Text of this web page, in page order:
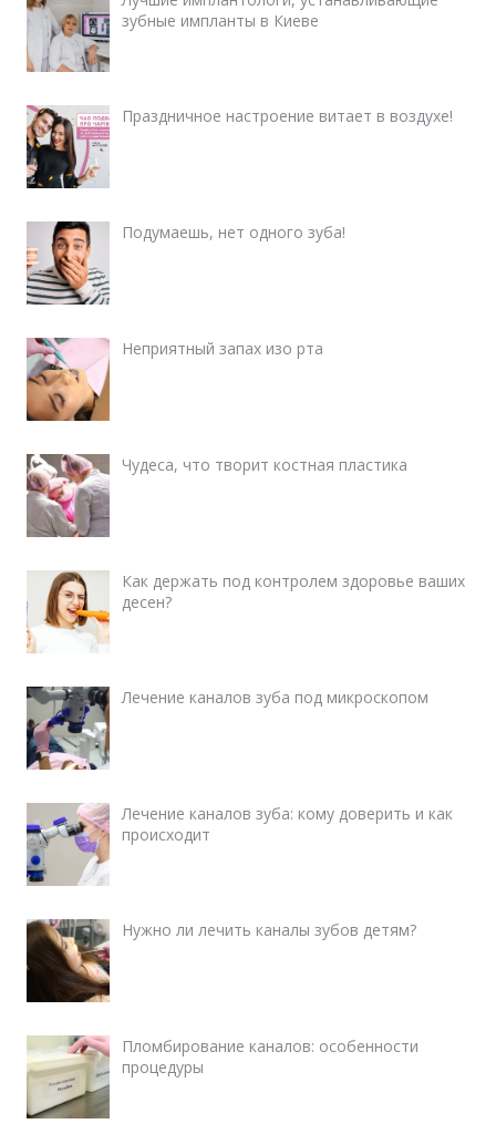
зубные импланты в Киеве
Праздничное настроение витает в воздухе!
Подумаешь, нет одного зуба!
Неприятный запах изо рта
Чудеса, что творит костная пластика
Как держать под контролем здоровье ваших
десен?
Лечение каналов зуба под микроскопом
Лечение каналов зуба: кому доверить и как
происходит
Нужно ли лечить каналы зубов детям?
Пломбирование каналов: особенности
процедуры